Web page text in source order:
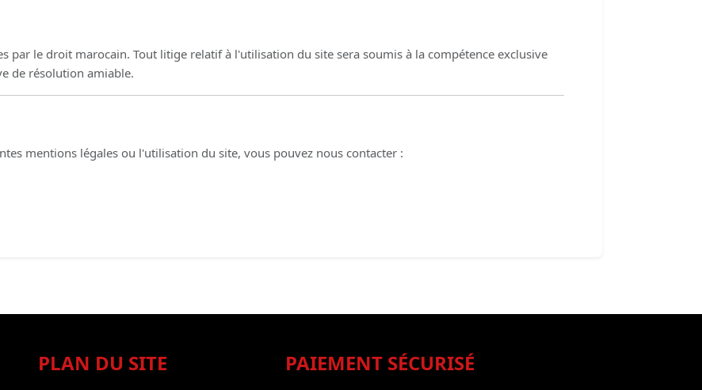
par le droit marocain. Tout litige relatif à l'utilisation du site sera soumis à la compétence exclusive
de résolution amiable.
mentions légales ou l'utilisation du site, vous pouvez nous contacter :
PLAN DU SITE PAIEMENT SÉCURISÉ